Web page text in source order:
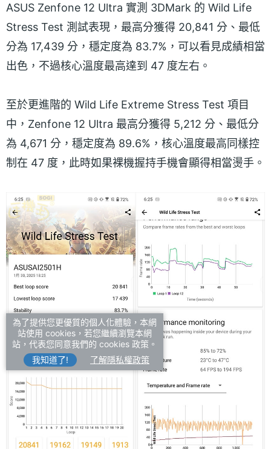
ASUS Zenfone 12 Ultra 實測 3DMark 的 Wild Life
Stress Test 測試表現，最高分獲得 20,841 分、最低
分為 17,439 分，穩定度為 83.7%，可以看見成績相當
出色，不過核心溫度最高達到 47 度左右。
至於更進階的 Wild Life Extreme Stress Test 項目
中，Zenfone 12 Ultra 最高分獲得 5,212 分、最低分
為 4,671 分，穩定度為 89.6%，核心溫度最高同樣控
制在 47 度，此時如果裸機握持手機會顯得相當燙手。
為了提供您更優質的個人化體驗，本網
站使用 cookies，若您繼續瀏覽本網
站，代表您同意我們的 cookies 政策。
我知道了!
了解隱私權政策